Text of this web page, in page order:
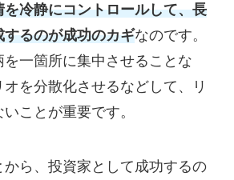
を冷静にコントロールして、長
るのが成功のカギなのです。
を一箇所に集中させることな
オを分散化させるなどして、リ
ことが重要です。
ら、投資家として成功するの